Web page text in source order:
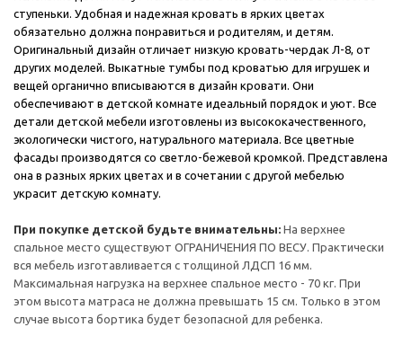
ступеньки. Удобная и надежная кровать в ярких цветах
обязательно должна понравиться и родителям, и детям.
Оригинальный дизайн отличает низкую кровать-чердак Л-8, от
других моделей. Выкатные тумбы под кроватью для игрушек и
вещей органично вписываются в дизайн кровати. Они
обеспечивают в детской комнате идеальный порядок и уют. Все
детали детской мебели изготовлены из высококачественного,
экологически чистого, натурального материала. Все цветные
фасады производятся со светло-бежевой кромкой. Представлена
она в разных ярких цветах и в сочетании с другой мебелью
украсит детскую комнату.
При покупке детской будьте внимательны: На верхнее
спальное место существуют ОГРАНИЧЕНИЯ ПО ВЕСУ. Практически
вся мебель изготавливается с толщиной ЛДСП 16 мм.
Максимальная нагрузка на верхнее спальное место - 70 кг. При
этом высота матраса не должна превышать 15 см. Только в этом
случае высота бортика будет безопасной для ребенка.